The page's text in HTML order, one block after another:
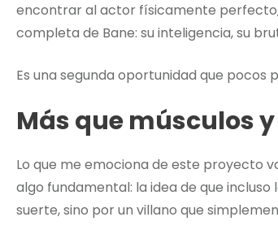
encontrar al actor físicamente
completa de Bane: su inteligencia, su
Es una segunda oportunidad que pocos
Más que músculos
Lo que me emociona de este proyecto
algo fundamental: la idea de que
suerte, sino por un villano que